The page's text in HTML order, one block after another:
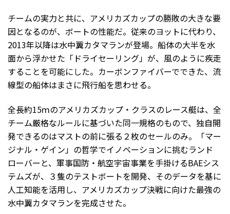
チームの実力と共に、アメリカズカップの勝敗の大きな要
因となるのが、ボートの性能だ。従来のヨットに代わり、
2013年以降は水中翼カタマランが登場。船体の大半を水
面から浮かせた「ドライセーリング」が、風のように疾走
することを可能にした。カーボンファイバーでできた、流
線型の船体はまさに飛行船を思わせる。
全長約15ｍのアメリカズカップ・クラスのレース艇は、全
チーム厳格なルールに基づいた同一規格のもので、独自開
発できるのはマストの前に張る２枚のセールのみ。「マー
ジナル・ゲイン」の哲学でイノベーションに挑むランド
ローバーと、軍事国防・航空宇宙事業を手掛けるBAEシス
テムズが、３隻のテストボートを開発、そのデータを基に
人工知能を活用し、アメリカズカップ決戦に向けた最強の
水中翼カタマランを完成させた。